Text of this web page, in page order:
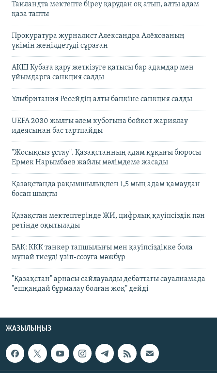
Таиландта мектепте біреу қарудан оқ атып, алты адам
қаза тапты
Прокуратура журналист Александра Алёхованың
үкімін жеңілдетуді сұраған
АҚШ Кубаға қару жеткізуге қатысы бар адамдар мен
ұйымдарға санкция салды
Ұлыбритания Ресейдің алты банкіне санкция салды
UEFA 2030 жылғы әлем кубогына бойкот жариялау
идеясынан бас тартпайды
"Жосықсыз ұстау". Қазақстанның адам құқығы бюросы
Ермек Нарымбаев жайлы мәлімдеме жасады
Қазақстанда рақымшылықпен 1,5 мың адам қамаудан
босап шықты
Қазақстан мектептерінде ЖИ, цифрлық қауіпсіздік пән
ретінде оқытылады
БАҚ: КҚК танкер тапшылығы мен қауіпсіздікке бола
мұнай тиеуді үзіп-созуға мәжбүр
"Қазақстан" арнасы сайлауалды дебаттағы сауалнамада
"ешқандай бұрмалау болған жоқ" дейді
ЖАЗЫЛЫҢЫЗ